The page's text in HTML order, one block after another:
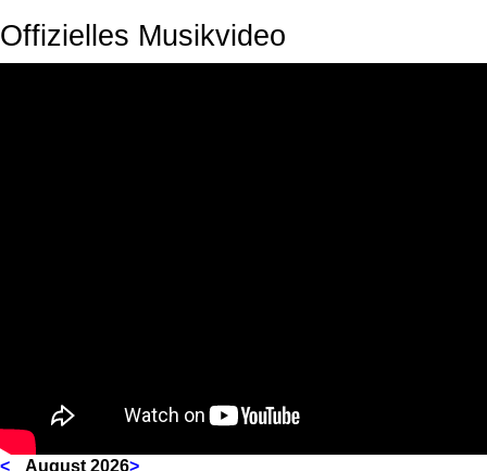
Offizielles Musikvideo
< August 2026>